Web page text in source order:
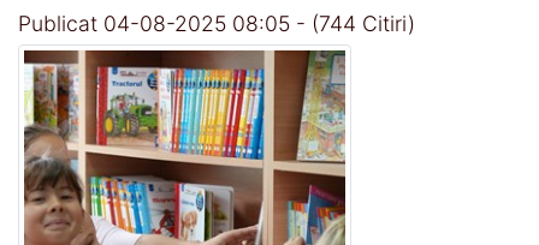
Publicat 04-08-2025 08:05 - (744 Citiri)